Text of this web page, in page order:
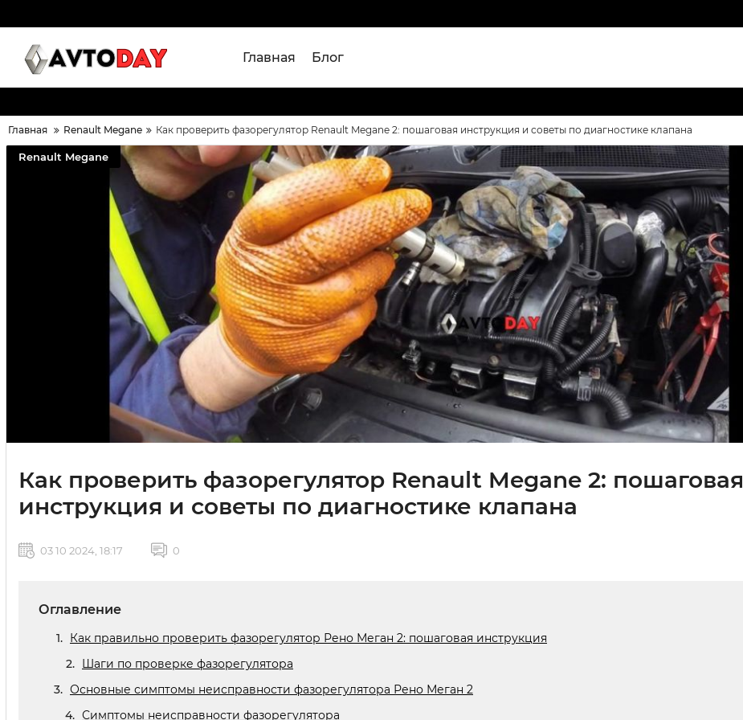
Главная Блог
Главная Renault Megane Как проверить фазорегулятор Renault Megane 2: пошаговая инструкция и советы по диагностике клапана
Renault Megane
Как проверить фазорегулятор Renault Megane 2: пошаговая
инструкция и советы по диагностике клапана
03 10 2024, 18:17 0
Оглавление
Как правильно проверить фазорегулятор Рено Меган 2: пошаговая инструкция
Шаги по проверке фазорегулятора
Основные симптомы неисправности фазорегулятора Рено Меган 2
Симптомы неисправности фазорегулятора